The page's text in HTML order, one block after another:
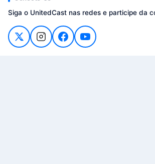
Siga o UnitedCast nas redes e participe da